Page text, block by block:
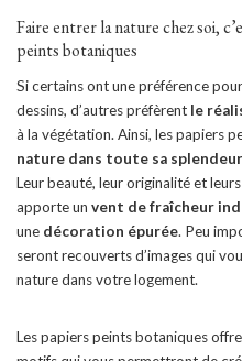
Faire entrer la nature chez soi,
peints botaniques
Si certains ont une préférence
dessins, d’autres préfèrent le
à la végétation. Ainsi, les papiers
nature dans toute sa splendeur
Leur beauté, leur originalité et
apporte un vent de fraîcheur
une décoration épurée. Peu
seront recouverts d’images qui
nature dans votre logement.
Les papiers peints botaniques